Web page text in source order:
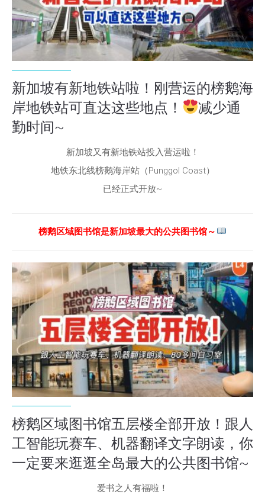
新加坡有新地铁站啦！刚营运的榜鹅海
岸地铁站可直达这些地点！
减少通
勤时间~
新加坡又有新地铁站投入营运啦！
地铁东北线榜鹅海岸站（Punggol Coast）
已经正式开放~
榜鹅区域图书馆是新加坡最大的公共图书馆～
榜鹅区域图书馆五层楼全部开放！跟人
工智能玩赛车、机器翻译文字朗读，你
一定要来逛逛全岛最大的公共图书馆~
爱书之人有福啦！